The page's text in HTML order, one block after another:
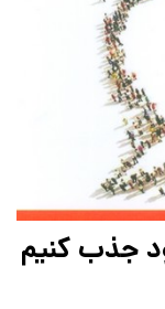
جذب کنیم